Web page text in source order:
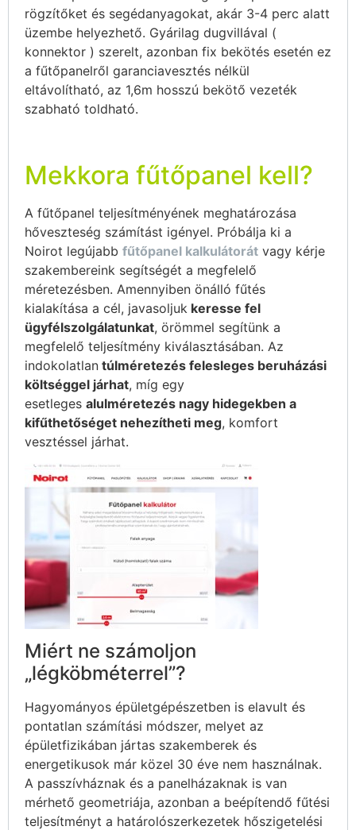
rögzítőket és segédanyagokat, akár 3-4 perc alatt
üzembe helyezhető. Gyárilag dugvillával (
konnektor ) szerelt, azonban fix bekötés esetén ez
a fűtőpanelről garanciavesztés nélkül
eltávolítható, az 1,6m hosszú bekötő vezeték
szabható toldható.
Mekkora fűtőpanel kell?
A fűtőpanel teljesítményének meghatározása
hőveszteség számítást igényel. Próbálja ki a
Noirot legújabb fűtőpanel kalkulátorát vagy kérje
szakembereink segítségét a megfelelő
méretezésben. Amennyiben önálló fűtés
kialakítása a cél, javasoljuk keresse fel
ügyfélszolgálatunkat, örömmel segítünk a
megfelelő teljesítmény kiválasztásában. Az
indokolatlan túlméretezés felesleges beruházási
költséggel járhat, míg egy
esetleges alulméretezés nagy hidegekben a
kifűthetőséget nehezítheti meg, komfort
vesztéssel járhat.
Miért ne számoljon
„légköbméterrel”?
Hagyományos épületgépészetben is elavult és
pontatlan számítási módszer, melyet az
épületfizikában jártas szakemberek és
energetikusok már közel 30 éve nem használnak.
A passzívháznak és a panelházaknak is van
mérhető geometriája, azonban a beépítendő fűtési
teljesítményt a határolószerkezetek hőszigetelési